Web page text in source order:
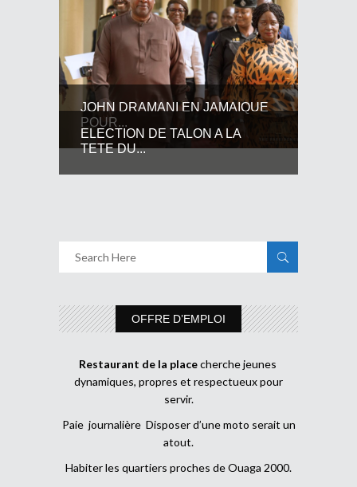
JOHN DRAMANI EN JAMAIQUE
POUR...
ELECTION DE TALON A LA
TETE DU...
OFFRE D’EMPLOI
Restaurant de la placecherche jeunes
dynamiques, propres et respectueux pour
servir.
Paie journalière Disposer d’une moto serait un
atout.
Habiter les quartiers proches de Ouaga 2000.